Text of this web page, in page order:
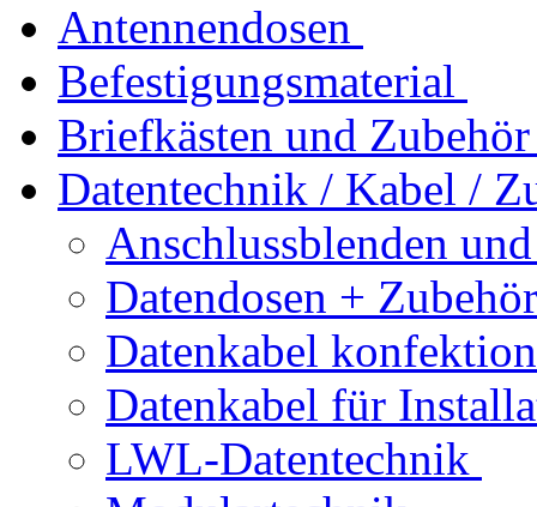
Antennendosen
Befestigungsmaterial
Briefkästen und Zubehör
Datentechnik / Kabel /
Anschlussblenden
Datendosen + Zubehör
Datenkabel
Datenkabel für
LWL-Datentechnik